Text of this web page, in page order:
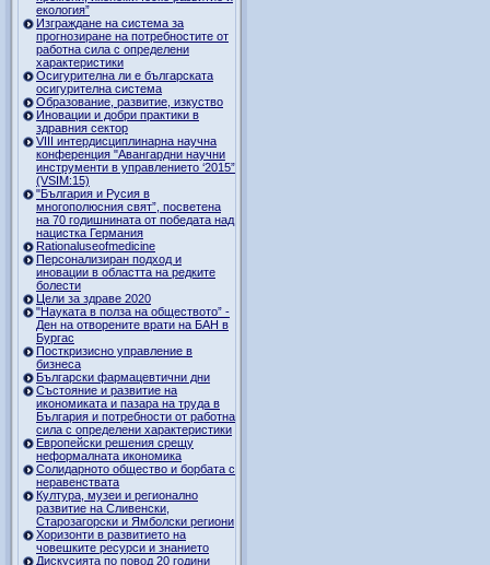
екология”
Изграждане на система за
прогнозиране на потребностите от
работна сила с определени
характеристики
Осигурителна ли е българската
осигурителна система
Образование, развитие, изкуство
Иновации и добри практики в
здравния сектор
VIII интердисциплинарна научна
конференция "Авангардни научни
инструменти в управлението ‘2015”
(VSIM:15)
"България и Русия в
многополюсния свят”, посветена
на 70 годишнината от победата над
нацистка Германия
Rationaluseofmedicine
Персонализиран подход и
иновации в областта на редките
болести
Цели за здраве 2020
"Науката в полза на обществото” -
Ден на отворените врати на БАН в
Бургас
Посткризисно управление в
бизнеса
Български фармацевтични дни
Състояние и развитие на
икономиката и пазара на труда в
България и потребности от работна
сила с определени характеристики
Европейски решения срещу
неформалната икономика
Солидарното общество и борбата с
неравенствата
Култура, музеи и регионално
развитие на Сливенски,
Старозагорски и Ямболски региони
Хоризонти в развитието на
човешките ресурси и знанието
Дискусията по повод 20 години